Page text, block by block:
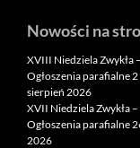
Nowości na
XVIII Niedziela Zwykła –
Ogłoszenia parafialne 2
sierpień 2026
XVII Niedziela Zwykła –
Ogłoszenia parafialne
2026